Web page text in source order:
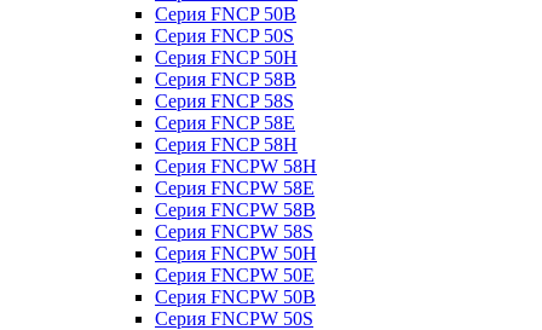
Серия FNCP 50B
Серия FNCP 50S
Серия FNCP 50H
Серия FNCP 58B
Серия FNCP 58S
Серия FNCP 58E
Серия FNCP 58H
Серия FNCPW 58H
Серия FNCPW 58E
Серия FNCPW 58B
Серия FNCPW 58S
Серия FNCPW 50H
Серия FNCPW 50E
Серия FNCPW 50B
Серия FNCPW 50S